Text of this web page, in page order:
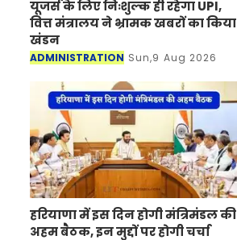
यूजर्स के लिए निःशुल्क ही रहेगा UPI,
वित्त मंत्रालय ने भ्रामक खबरों का किया
खंडन
ADMINISTRATION Sun,9 Aug 2026
हरियाणा में इस दिन होगी मंत्रिमंडल की
अहम बैठक, इन मुद्दों पर होगी चर्चा